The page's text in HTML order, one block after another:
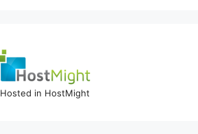
Hosted in HostMight